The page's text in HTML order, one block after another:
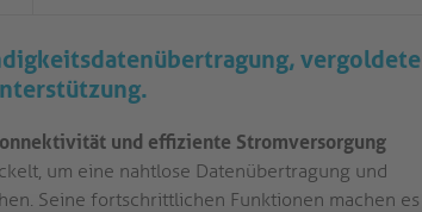
vergoldete
und effiziente Stromversorgung
um eine nahtlose Datenübertragung und
Seine fortschrittlichen Funktionen machen es